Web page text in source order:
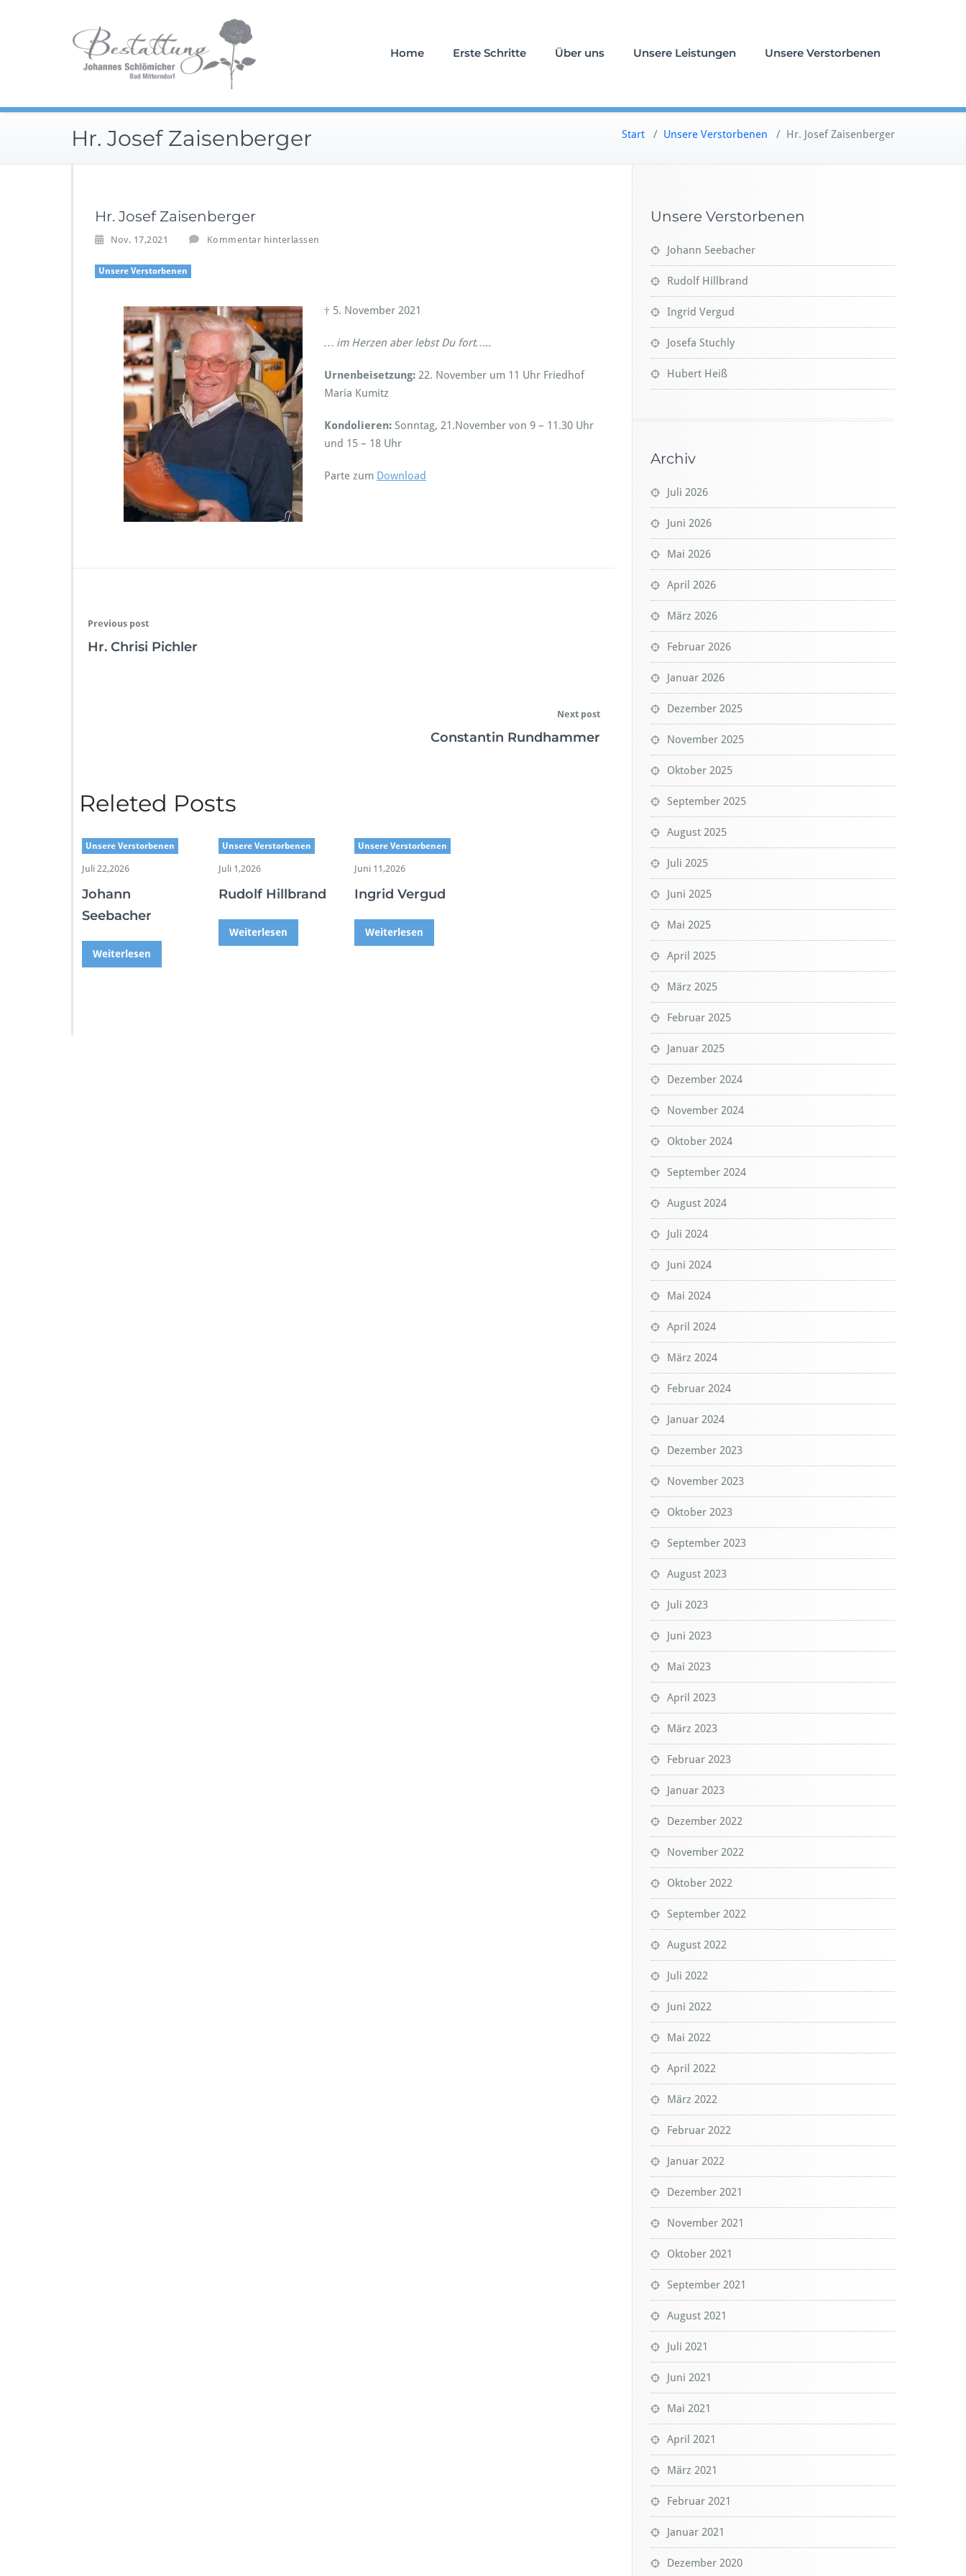
Home Erste Schritte Über uns Unsere Leistungen Unsere Verstorbenen
Hr. Josef Zaisenberger Start / Unsere Verstorbenen / Hr. Josef Zaisenberger
Hr. Josef Zaisenberger
Nov. 17,2021 Kommentar hinterlassen
Unsere Verstorbenen
† 5. November 2021
… im Herzen aber lebst Du fort…..
Urnenbeisetzung: 22. November um 11 Uhr Friedhof
Maria Kumitz
Kondolieren: Sonntag, 21.November von 9 – 11.30 Uhr
und 15 – 18 Uhr
Parte zum Download
Previous post
Hr. Chrisi Pichler
Next post
Constantin Rundhammer
Releted Posts
Unsere Verstorbenen
Juli 22,2026
Johann
Seebacher
Weiterlesen
Unsere Verstorbenen
Juli 1,2026
Rudolf Hillbrand
Weiterlesen
Unsere Verstorbenen
Juni 11,2026
Ingrid Vergud
Weiterlesen
Unsere Verstorbenen
Johann Seebacher
Rudolf Hillbrand
Ingrid Vergud
Josefa Stuchly
Hubert Heiß
Archiv
Juli 2026
Juni 2026
Mai 2026
April 2026
März 2026
Februar 2026
Januar 2026
Dezember 2025
November 2025
Oktober 2025
September 2025
August 2025
Juli 2025
Juni 2025
Mai 2025
April 2025
März 2025
Februar 2025
Januar 2025
Dezember 2024
November 2024
Oktober 2024
September 2024
August 2024
Juli 2024
Juni 2024
Mai 2024
April 2024
März 2024
Februar 2024
Januar 2024
Dezember 2023
November 2023
Oktober 2023
September 2023
August 2023
Juli 2023
Juni 2023
Mai 2023
April 2023
März 2023
Februar 2023
Januar 2023
Dezember 2022
November 2022
Oktober 2022
September 2022
August 2022
Juli 2022
Juni 2022
Mai 2022
April 2022
März 2022
Februar 2022
Januar 2022
Dezember 2021
November 2021
Oktober 2021
September 2021
August 2021
Juli 2021
Juni 2021
Mai 2021
April 2021
März 2021
Februar 2021
Januar 2021
Dezember 2020